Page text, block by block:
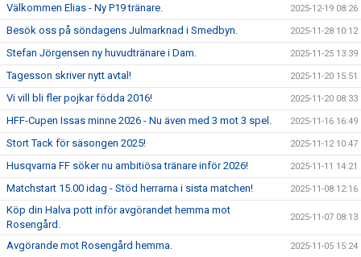
Välkommen Elias - Ny P19 tränare. 2025-12-19 08:26
Besök oss på söndagens Julmarknad i Smedbyn. 2025-11-28 10:12
Stefan Jörgensen ny huvudtränare i Dam. 2025-11-25 13:39
Tagesson skriver nytt avtal! 2025-11-20 15:51
Vi vill bli fler pojkar födda 2016! 2025-11-20 08:33
HFF-Cupen Issas minne 2026 - Nu även med 3 mot 3 spel. 2025-11-16 16:49
Stort Tack för säsongen 2025! 2025-11-12 10:47
Husqvarna FF söker nu ambitiösa tränare inför 2026! 2025-11-11 14:21
Matchstart 15.00 idag - Stöd herrarna i sista matchen! 2025-11-08 12:16
Köp din Halva pott inför avgörandet hemma mot
Rosengård.
2025-11-07 08:13
Avgörande mot Rosengård hemma. 2025-11-05 15:24